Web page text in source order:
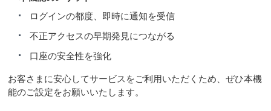
ログインの都度、即時に通知を受信
不正アクセスの早期発見につながる
口座の安全性を強化
お客さまに安心してサービスをご利用いただくため、ぜひ本機
能のご設定をお願いいたします。